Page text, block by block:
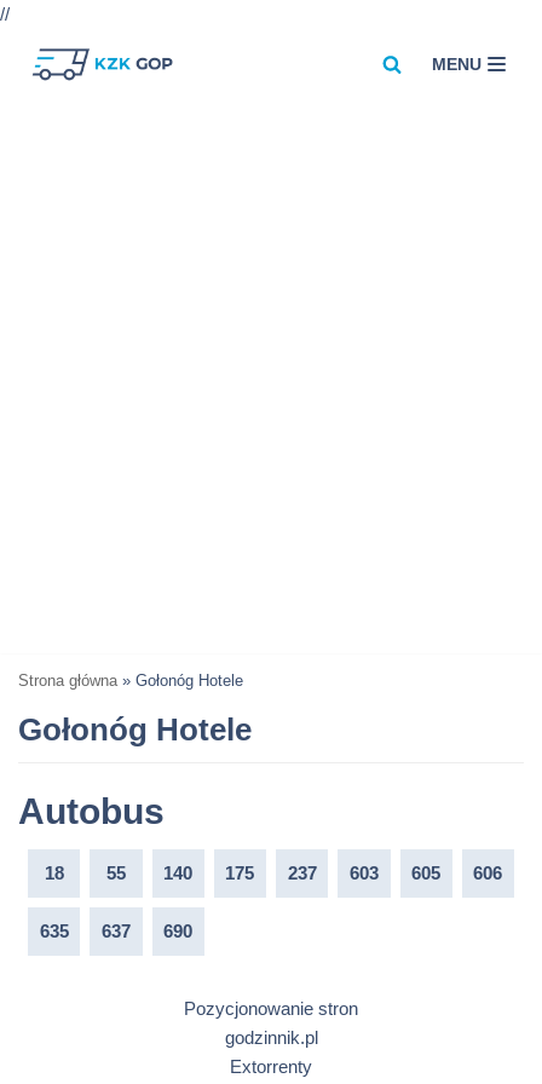
//
MENU
Strona główna » Gołonóg Hotele
Gołonóg Hotele
Autobus
18 55 140 175 237 603 605 606
635 637 690
Pozycjonowanie stron
godzinnik.pl
Extorrenty